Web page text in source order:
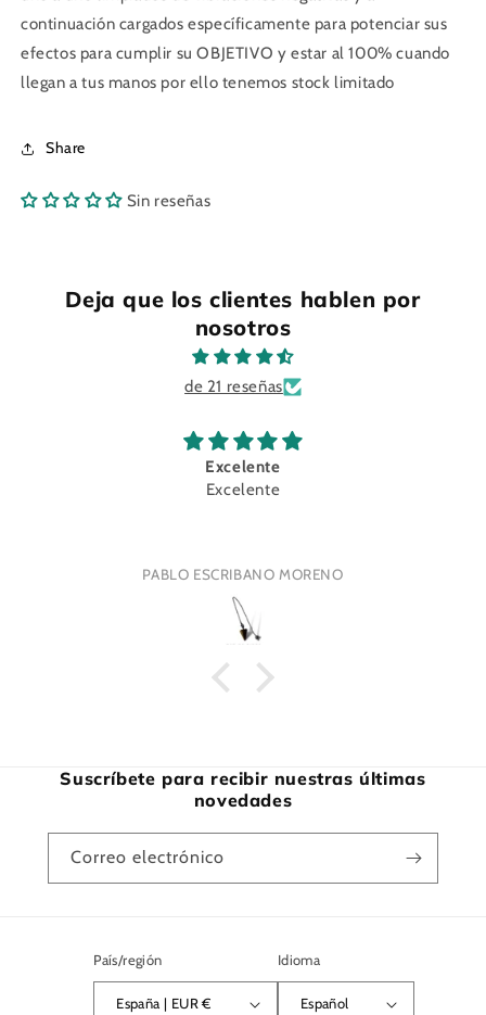
continuación cargados específicamente para potenciar sus
efectos para cumplir su OBJETIVO y estar al 100% cuando
llegan a tus manos por ello tenemos stock limitado
Share
Sin reseñas
Deja que los clientes hablen por
nosotros
de 21 reseñas
Excelente
Excelente
PABLO ESCRIBANO MORENO
Suscríbete para recibir nuestras últimas
novedades
Correo electrónico
País/región
España | EUR €
Idioma
Español